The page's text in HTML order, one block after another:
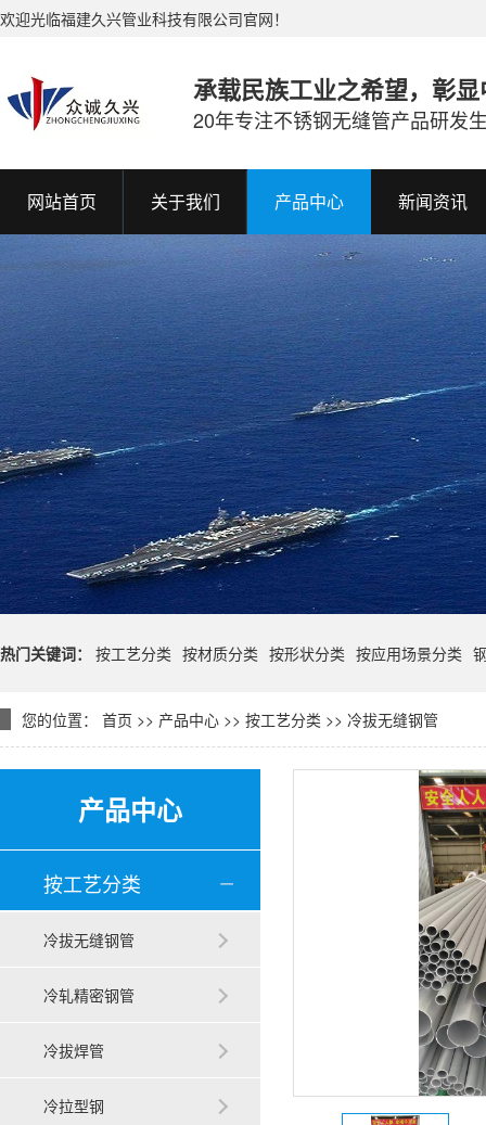
欢迎光临福建久兴管业科技有限公司官网！
承载民族工业之希望，彰
20年专注不锈钢无缝管产品研发
网站首页 关于我们 产品中心 新闻资讯
热门关键词： 按工艺分类 按材质分类 按形状分类 按应用场景分类
您的位置： 首页 >> 产品中心 >> 按工艺分类 >> 冷拔无缝钢管
产品中心
按工艺分类
冷拔无缝钢管
冷轧精密钢管
冷拔焊管
冷拉型钢